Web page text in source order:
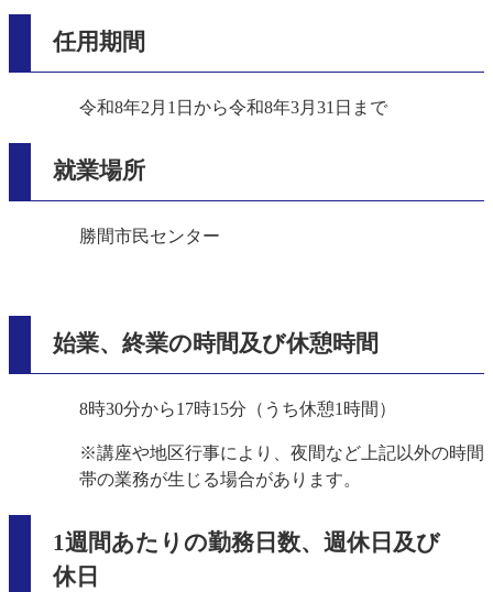
任用期間
令和8年2月1日から令和8年3月31日まで
就業場所
勝間市民センター
始業、終業の時間及び休憩時間
8時30分から17時15分（うち休憩1時間）
※講座や地区行事により、夜間など上記以外の時間
帯の業務が生じる場合があります。
1週間あたりの勤務日数、週休日及び
休日